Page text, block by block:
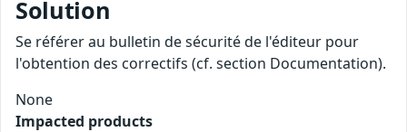
Solution
Se référer au bulletin de sécurité de l'éditeur pour
l'obtention des correctifs (cf. section Documentation).
None
Impacted products